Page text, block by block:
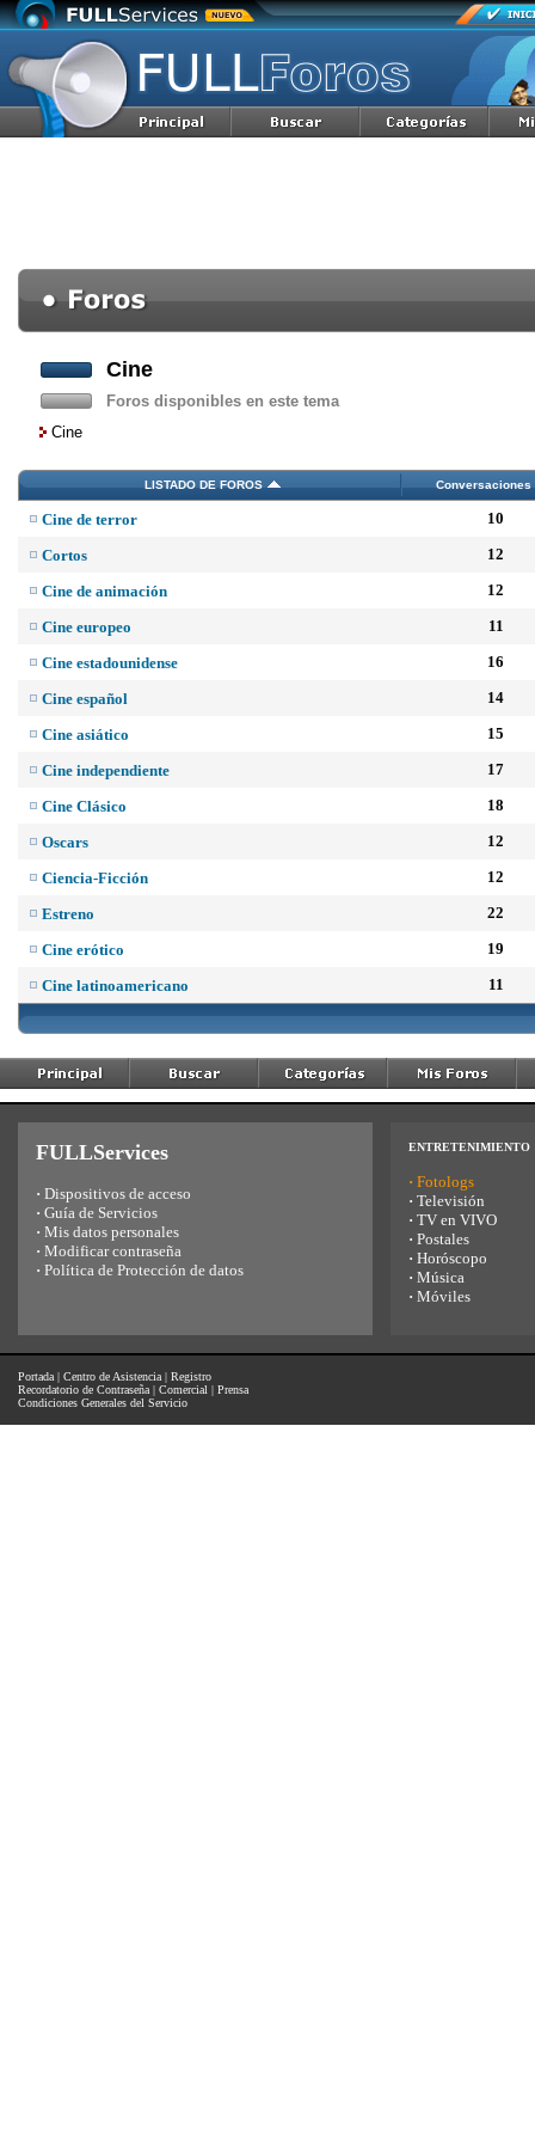
Cine
Foros disponibles en este tema
Cine
LISTADO DE FOROS Conversaciones
Cine de terror 10
Cortos 12
Cine de animación 12
Cine europeo 11
Cine estadounidense 16
Cine español 14
Cine asiático 15
Cine independiente 17
Cine Clásico 18
Oscars 12
Ciencia-Ficción 12
Estreno 22
Cine erótico 19
Cine latinoamericano 11
FULLServices
· Dispositivos de acceso
· Guía de Servicios
· Mis datos personales
· Modificar contraseña
· Política de Protección de datos
ENTRETENIMIENTO
· Fotologs
· Televisión
· TV en VIVO
· Postales
· Horóscopo
· Música
· Móviles
Portada | Centro de Asistencia | Registro
Recordatorio de Contraseña | Comercial | Prensa
Condiciones Generales del Servicio